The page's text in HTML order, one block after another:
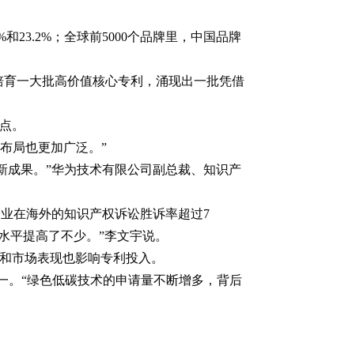
23.2%；全球前5000个品牌里，中国品牌
一大批高价值核心专利，涌现出一批凭借
。
局也更加广泛。”
成果。”华为技术有限公司副总裁、知识产
在海外的知识产权诉讼胜诉率超过7
提高了不少。”李文宇说。
市场表现也影响专利投入。
。“绿色低碳技术的申请量不断增多，背后